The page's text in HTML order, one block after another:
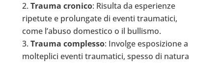
Trauma cronico: Risulta da esperienze
ripetute e prolungate di eventi traumatici,
come l’abuso domestico o il bullismo.
Trauma complesso: Involge esposizione a
molteplici eventi traumatici, spesso di natura